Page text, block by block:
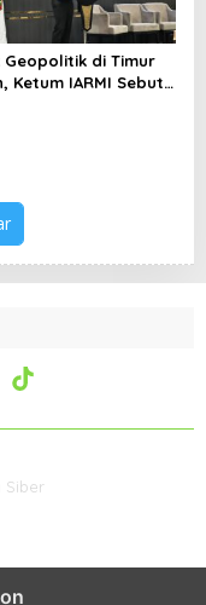
Geopolitik di Timur
Ketum IARMI Sebut
Siber